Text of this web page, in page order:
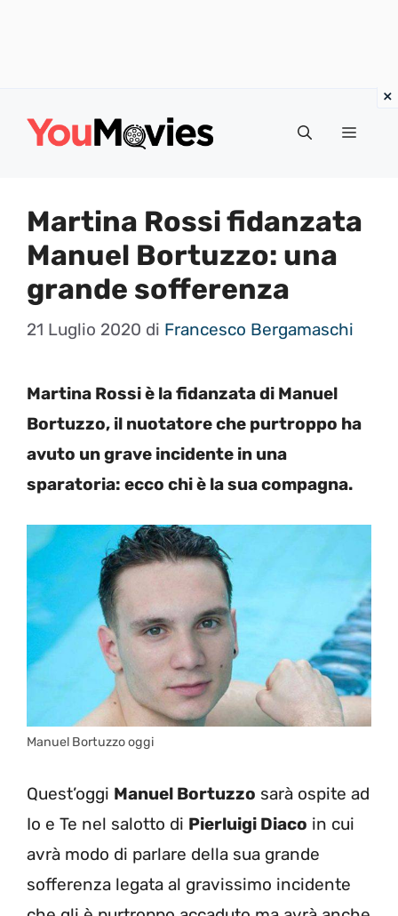
Menu
Martina Rossi fidanzata
Manuel Bortuzzo: una
grande sofferenza
21 Luglio 2020 di Francesco Bergamaschi
Martina Rossi è la fidanzata di Manuel
Bortuzzo, il nuotatore che purtroppo ha
avuto un grave incidente in una
sparatoria: ecco chi è la sua compagna.
Manuel Bortuzzo oggi
Quest’oggi Manuel Bortuzzo sarà ospite ad
Io e Te nel salotto di Pierluigi Diaco in cui
avrà modo di parlare della sua grande
sofferenza legata al gravissimo incidente